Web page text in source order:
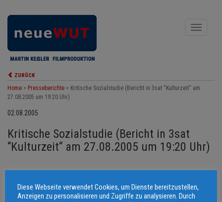
Toggle
ZURÜCK
Home > Presseberichte > Kritische Sozialstudie (Bericht in 3sat “Kulturzeit“ am
27.08.2005 um 19:20 Uhr)
02.08.2005
Kritische Sozialstudie (Bericht in 3sat
“Kulturzeit“ am 27.08.2005 um 19:20 Uhr)
Diese Webseite verwendet Cookies, um Dienste bereitzustellen,
Anzeigen zu personalisieren und Zugriffe zu analysieren. Durch